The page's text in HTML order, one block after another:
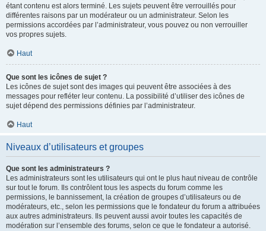
étant contenu est alors terminé. Les sujets peuvent être verrouillés pour
différentes raisons par un modérateur ou un administrateur. Selon les
permissions accordées par l’administrateur, vous pouvez ou non verrouiller
vos propres sujets.
Haut
Que sont les icônes de sujet ?
Les icônes de sujet sont des images qui peuvent être associées à des
messages pour refléter leur contenu. La possibilité d’utiliser des icônes de
sujet dépend des permissions définies par l’administrateur.
Haut
Niveaux d’utilisateurs et groupes
Que sont les administrateurs ?
Les administrateurs sont les utilisateurs qui ont le plus haut niveau de contrôle
sur tout le forum. Ils contrôlent tous les aspects du forum comme les
permissions, le bannissement, la création de groupes d’utilisateurs ou de
modérateurs, etc., selon les permissions que le fondateur du forum a attribuées
aux autres administrateurs. Ils peuvent aussi avoir toutes les capacités de
modération sur l’ensemble des forums, selon ce que le fondateur a autorisé.